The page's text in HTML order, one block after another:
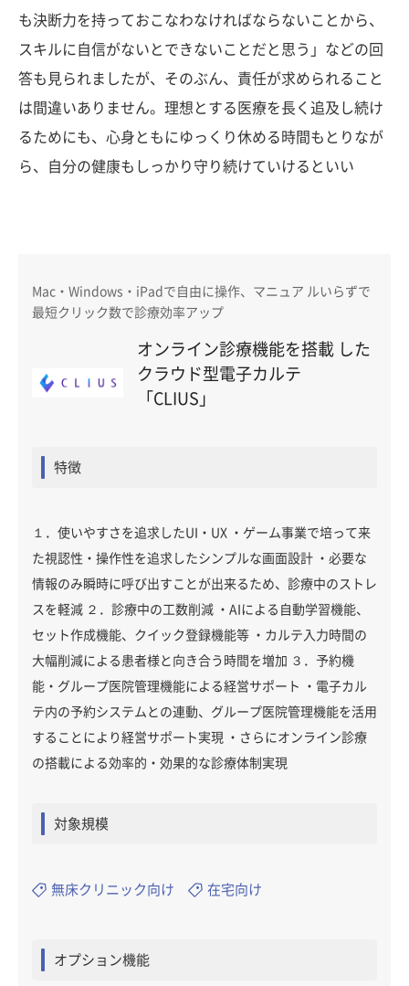
も決断力を持っておこなわなければならないことから、
スキルに自信がないとできないことだと思う」などの回
答も見られましたが、そのぶん、責任が求められること
は間違いありません。理想とする医療を長く追及し続け
るためにも、心身ともにゆっくり休める時間もとりなが
ら、自分の健康もしっかり守り続けていけるといい
Mac・Windows・iPadで自由に操作、マニュア ルいらずで
最短クリック数で診療効率アップ
オンライン診療機能を搭載 した
クラウド型電子カルテ
「CLIUS」
特徴
１．使いやすさを追求したUI・UX ・ゲーム事業で培って来
た視認性・操作性を追求したシンプルな画面設計 ・必要な
情報のみ瞬時に呼び出すことが出来るため、診療中のストレ
スを軽減 ２．診療中の工数削減 ・AIによる自動学習機能、
セット作成機能、クイック登録機能等 ・カルテ入力時間の
大幅削減による患者様と向き合う時間を増加 ３．予約機
能・グループ医院管理機能による経営サポート ・電子カル
テ内の予約システムとの連動、グループ医院管理機能を活用
することにより経営サポート実現 ・さらにオンライン診療
の搭載による効率的・効果的な診療体制実現
対象規模
無床クリニック向け 在宅向け
オプション機能